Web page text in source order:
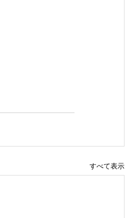
すべて表示